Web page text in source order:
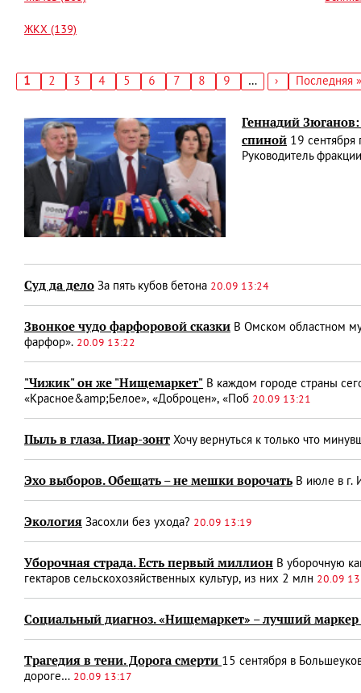
ЖКХ (139)
Текущая
1 Страница
2 Страница
3 Страница
4 Страница
5 Страница
6 Страница
7 Страница
8 Страница
9 …
Следующая
›
Последняя
Последняя »
Геннадий
спиной 19
Руководитель
Суд да дело За пять кубов бетона 20.09 13:24
Звонкое чудо фарфоровой сказки В Омском областном
фарфор». 20.09 13:22
"Чижик" он же "Нищемаркет" В каждом городе страны
«Красное&amp;Белое», «Доб­роцен», «Поб 20.09 13:21
Пыль в глаза. Пиар-зонт Хочу вернуться к только что
Эхо выборов. Обещать – не мешки ворочать В июле в г.
Экология Засохли без ухода? 20.09 13:19
Уборочная страда. Есть первый миллион В уборочную
гектаров сельскохозяйственных культур, из них 2 млн 20.09
Социальный диагноз. «Нищемаркет» – лучший маркер
Трагедия в тени. Дорога смерти 15 сентября в
дороге… 20.09 13:17